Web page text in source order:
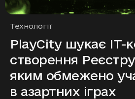
Рубрики
Технології
PlayCity шукає ІТ-
створення
яким обмежено
в азартних іграх